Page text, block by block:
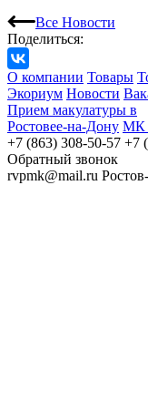
Все Новости
Поделиться:
О компании Товары
Экориум Новости
Прием макулатуры в
Ростовее-на-Дону МК
+7 (863) 308-50-57 +7
Обратный звонок
rvpmk@mail.ru